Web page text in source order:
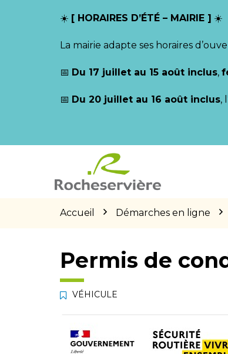
☀️ [ HORAIRES D’ÉTÉ – MAIRIE ] ☀️
La mairie adapte ses horaires
📅 Du 17 juillet au 15 août inclus,
📅 Du 20 juillet au 16 août inclus,
Accueil Démarches en ligne
Permis de
VÉHICULE